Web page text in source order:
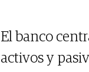
El banco
activos y